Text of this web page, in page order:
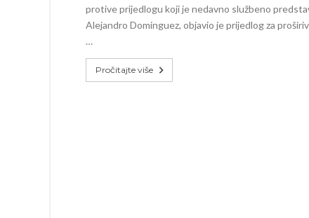
Прijelom u transferu Romera?
protive prijedlogu koji je nedavno službeno
Alejandro Dominguez, objavio je prijedlog za
…
Pročitajte više